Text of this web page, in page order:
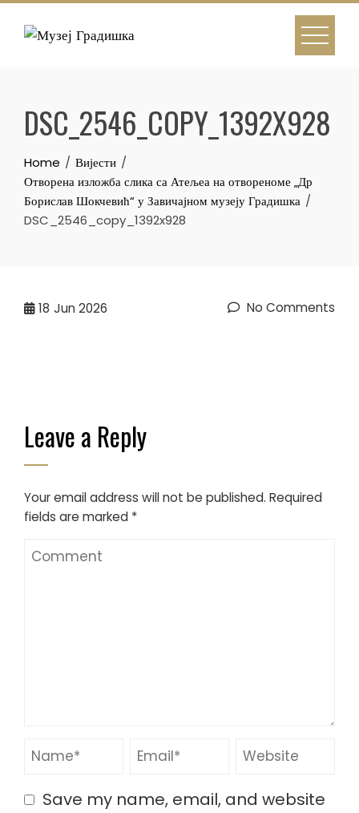
Skip
DSC_2546_COPY_1392X928
Home
Вијести
Отворена изложба слика са Атељеа на отвореноме „Др
Борислав Шокчевић“ у Завичајном музеју Градишка
DSC_2546_copy_1392x928
18 Jun 2026 No Comments
Leave a Reply
Your email address will not be published. Required
fields are marked *
Save my name, email, and website